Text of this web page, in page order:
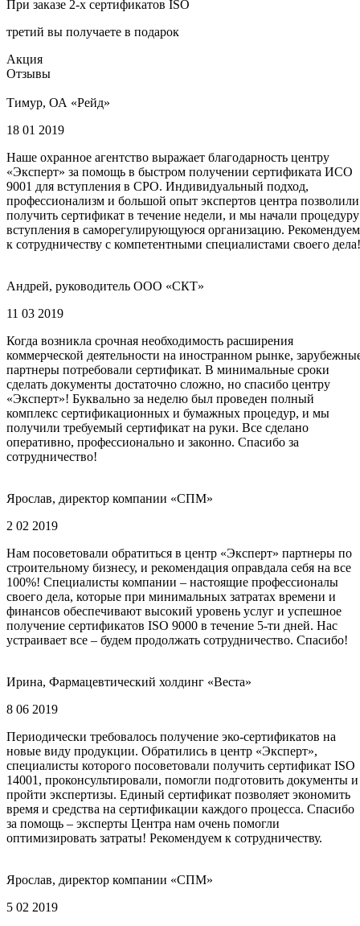
При заказе 2-х сертификатов ISO
третий вы получаете в подарок
Акция
Отзывы
Тимур, ОА «Рейд»
18 01 2019
Наше охранное агентство выражает благодарность центру
«Эксперт» за помощь в быстром получении сертификата ИСО
9001 для вступления в СРО. Индивидуальный подход,
профессионализм и большой опыт экспертов центра позволили
получить сертификат в течение недели, и мы начали процедуру
вступления в саморегулирующуюся организацию. Рекомендуем
к сотрудничеству с компетентными специалистами своего дела!
Андрей, руководитель ООО «СКТ»
11 03 2019
Когда возникла срочная необходимость расширения
коммерческой деятельности на иностранном рынке,
партнеры потребовали сертификат. В минимальные сроки
сделать документы достаточно сложно, но спасибо центру
«Эксперт»! Буквально за неделю был проведен полный
комплекс сертификационных и бумажных процедур, и мы
получили требуемый сертификат на руки. Все сделано
оперативно, профессионально и законно. Спасибо за
сотрудничество!
Ярослав, директор компании «СПМ»
2 02 2019
Нам посоветовали обратиться в центр «Эксперт» партнеры по
строительному бизнесу, и рекомендация оправдала себя на все
100%! Специалисты компании – настоящие профессионалы
своего дела, которые при минимальных затратах времени и
финансов обеспечивают высокий уровень услуг и успешное
получение сертификатов ISO 9000 в течение 5-ти дней. Нас
устраивает все – будем продолжать сотрудничество. Спасибо!
Ирина, Фармацевтический холдинг «Веста»
8 06 2019
Периодически требовалось получение эко-сертификатов на
новые виду продукции. Обратились в центр «Эксперт»,
специалисты которого посоветовали получить сертификат ISO
14001, проконсультировали, помогли подготовить документы и
пройти экспертизы. Единый сертификат позволяет экономить
время и средства на сертификации каждого процесса. Спасибо
за помощь – эксперты Центра нам очень помогли
оптимизировать затраты! Рекомендуем к сотрудничеству.
Ярослав, директор компании «СПМ»
5 02 2019